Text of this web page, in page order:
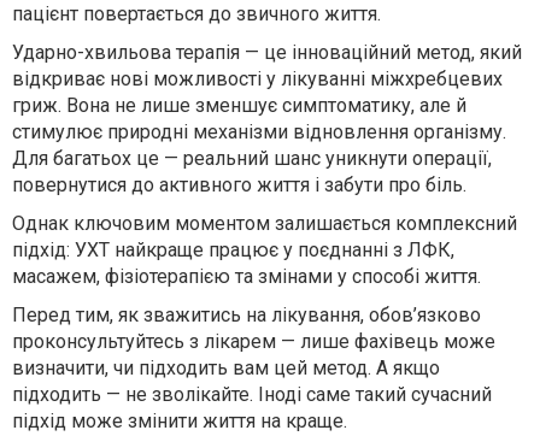
пацієнт повертається до звичного життя.
Ударно-хвильова терапія — це інноваційний метод, який
відкриває нові можливості у лікуванні міжхребцевих
гриж. Вона не лише зменшує симптоматику, але й
стимулює природні механізми відновлення організму.
Для багатьох це — реальний шанс уникнути операції,
повернутися до активного життя і забути про біль.
Однак ключовим моментом залишається комплексний
підхід: УХТ найкраще працює у поєднанні з ЛФК,
масажем, фізіотерапією та змінами у способі життя.
Перед тим, як зважитись на лікування, обов’язково
проконсультуйтесь з лікарем — лише фахівець може
визначити, чи підходить вам цей метод. А якщо
підходить — не зволікайте. Іноді саме такий сучасний
підхід може змінити життя на краще.